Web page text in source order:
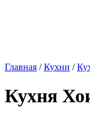
Главная /Кухни /
Кухня